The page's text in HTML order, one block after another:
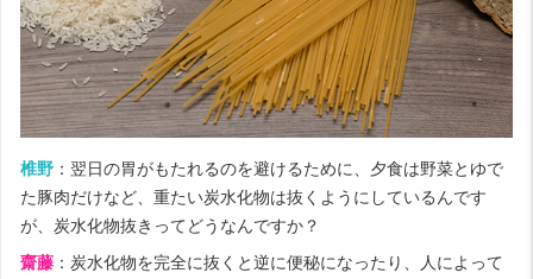
椎野 ：翌日の胃がもたれるのを避けるために、夕食は野菜とゆで
た豚肉だけなど、重たい炭水化物は抜くようにしているんです
が、炭水化物抜きってどうなんですか？
齋藤 ：炭水化物を完全に抜くと逆に便秘になったり、人によって